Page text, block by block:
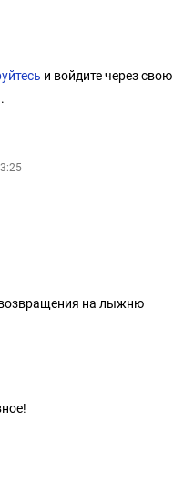
и войдите через свою
.
на лыжню